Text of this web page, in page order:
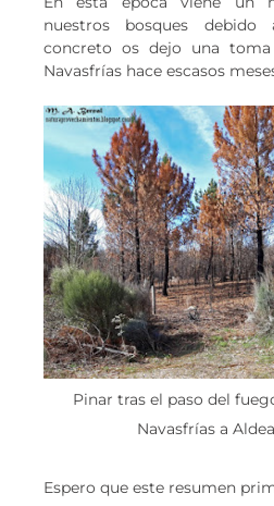
nuestros bosques
concreto os dejo una
Navasfrías hace escasos
Pinar tras el paso del
Navasfrías a
Espero que este resumen